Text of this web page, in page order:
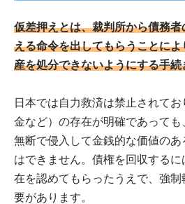
仮差押えとは、裁判所から債務
える命令を出してもらうことに
産を処分できないようにする手続
日本では自力救済は禁止されて
金など）の存在が明確であって
無断で侵入して金銭的な価値の
はできません。債権を回収する
在を認めてもらったうえで、強
要があります。